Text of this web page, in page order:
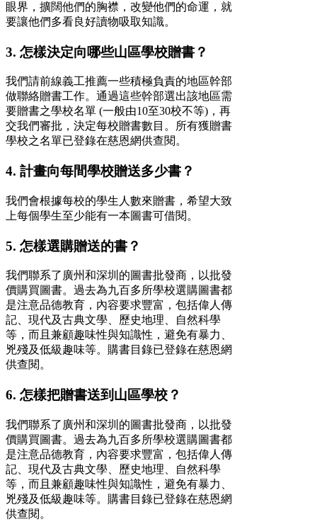
眼界，擴闊他們的胸襟，改變他們的命運，就
要讓他們多看良好讀物吸取知識。
3. 怎樣決定向哪些山區學校贈書？
我們請前線義工推薦一些積極負責的地區幹部
做聯絡贈書工作。通過這些幹部選出該地區需
要贈書之學校名單 (一般由10至30校不等)，再
交我們審批，決定每校贈書數目。所有獲贈書
學校之名單已登錄在慈恩網供查閱。
4. 計畫向每間學校贈送多少書？
我們會根據每校的學生人數來贈書，希望大致
上每個學生至少能有一本圖書可借閱。
5. 怎樣選購贈送的書？
我們聯系了廣州和深圳的圖書批發商，以批發
價購買圖書。過去為九百多所學校選購圖書都
是注意品德教育，內容要求豐富，包括偉人傳
記、現代及古典文學、歷史地理、自然科學
等，而且兼顧趣味性與知識性，避免有暴力、
兇殘及低級趣味等。購書目錄已登錄在慈恩網
供查閱。
6. 怎樣把贈書送到山區學校？
我們聯系了廣州和深圳的圖書批發商，以批發
價購買圖書。過去為九百多所學校選購圖書都
是注意品德教育，內容要求豐富，包括偉人傳
記、現代及古典文學、歷史地理、自然科學
等，而且兼顧趣味性與知識性，避免有暴力、
兇殘及低級趣味等。購書目錄已登錄在慈恩網
供查閱。